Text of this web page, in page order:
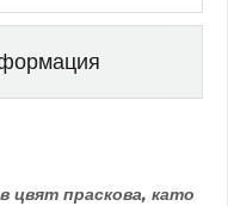
цвят праскова, като